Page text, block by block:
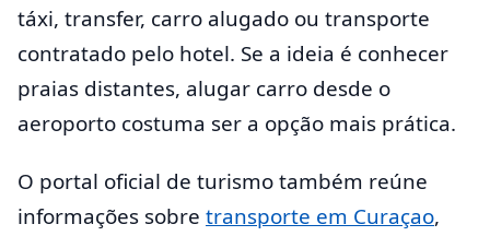
táxi, transfer, carro alugado ou transporte
contratado pelo hotel. Se a ideia é conhecer
praias distantes, alugar carro desde o
aeroporto costuma ser a opção mais prática.
O portal oficial de turismo também reúne
informações sobre transporte em Curaçao,